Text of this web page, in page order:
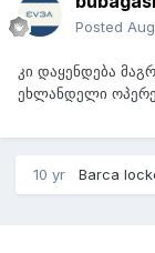
Posted
კი დაყენდება
ეხლანდელი
10 yr Barca